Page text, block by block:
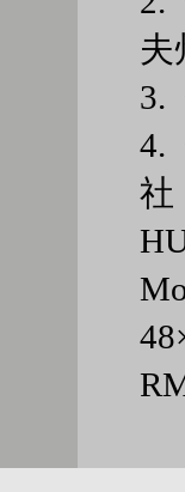
夫
3.
4.
社